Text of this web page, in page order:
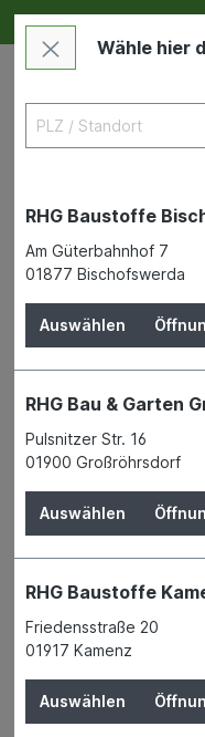
Deine RHG NEU ERLEBEN
Sarei Haus-
natur 8-tlg
SAREI HAUS- UND
Wähle hier
RHG Baustoffe
Am Güterbahnhof 7
01877 Bischofswerda
Auswählen
RHG Bau & Garten
Pulsnitzer Str. 16
01900 Großröhrsdorf
Auswählen
RHG Baustoffe
Friedensstraße 20
01917 Kamenz
Auswählen